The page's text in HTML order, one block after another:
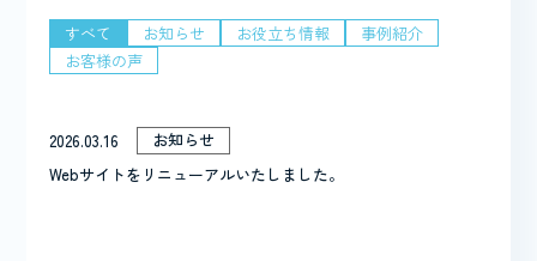
すべて お知らせ お役立ち情報
事例紹介
お客様の声
2026.03.16
お知らせ
Webサイトをリニューアルいたしました。